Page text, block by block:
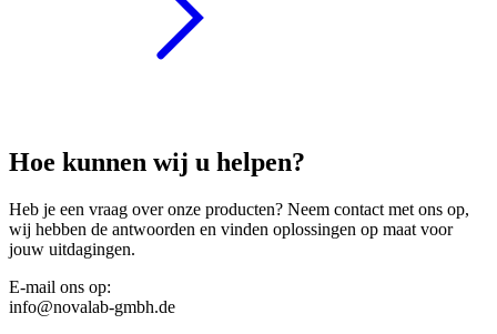
Hoe kunnen wij u helpen?
Heb je een vraag over onze producten? Neem contact met ons op,
wij hebben de antwoorden en vinden oplossingen op maat voor
jouw uitdagingen.
E-mail ons op:
info@novalab-gmbh.de